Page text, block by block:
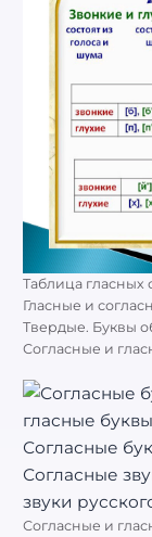
Таблица гласных
Гласные и
Твердые. Буквы
Согласные и
Согласные и